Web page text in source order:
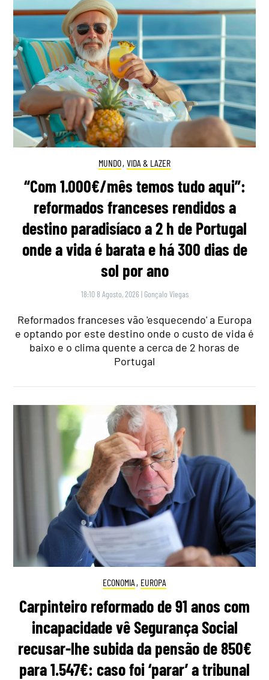
MUNDO, VIDA & LAZER
“Com 1.000€/mês temos tudo aqui”:
reformados franceses rendidos a
destino paradisíaco a 2 h de Portugal
onde a vida é barata e há 300 dias de
sol por ano
18:10 8 Agosto, 2026 | Gonçalo Viegas
Reformados franceses vão 'esquecendo' a Europa
e optando por este destino onde o custo de vida é
baixo e o clima quente a cerca de 2 horas de
Portugal
ECONOMIA , EUROPA
Carpinteiro reformado de 91 anos com
incapacidade vê Segurança Social
recusar-lhe subida da pensão de 850€
para 1.547€: caso foi ‘parar’ a tribunal